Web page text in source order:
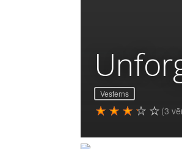
Vesterns
(3